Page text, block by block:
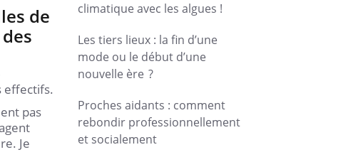
de
effectifs.
pas
Je
climatique avec les algues !
Les tiers lieux : la fin d’une
mode ou le début d’une
nouvelle ère ?
Proches aidants : comment
rebondir professionnellement
et socialement